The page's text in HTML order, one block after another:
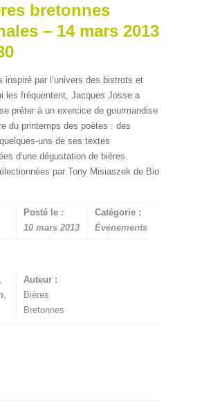
bretonnes
– 14 mars 2013
inspiré par l’univers des bistrots et
les fréquentent, Jacques Josse a
prêter à un exercice de gourmandise
du printemps des poètes : des
uns de ses textes
d'une dégustation de bières
par Tony Misiaszek de Bio
Posté le :
10 mars 2013
Catégorie :
Événements
,
,
Auteur :
Bières
Bretonnes